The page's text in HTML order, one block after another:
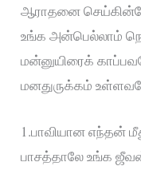
ஆராதனை
உங்க அன்பெல்லாம்
மன்னுயிரைக்
மனதுருக்கம்
1.பாவியான எந்தன்
பாசத்தாலே உங்க